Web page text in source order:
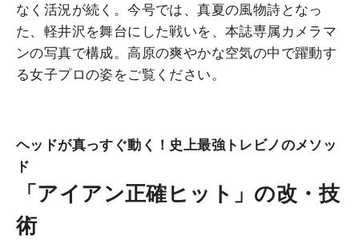
なく活況が続く。今号では、真夏の風物詩となっ
た、軽井沢を舞台にした戦いを、本誌専属カメラマ
ンの写真で構成。高原の爽やかな空気の中で躍動す
る女子プロの姿をご覧ください。
ヘッドが真っすぐ動く！史上最強トレビノのメソッ
ド
「アイアン正確ヒット」の改・技
術